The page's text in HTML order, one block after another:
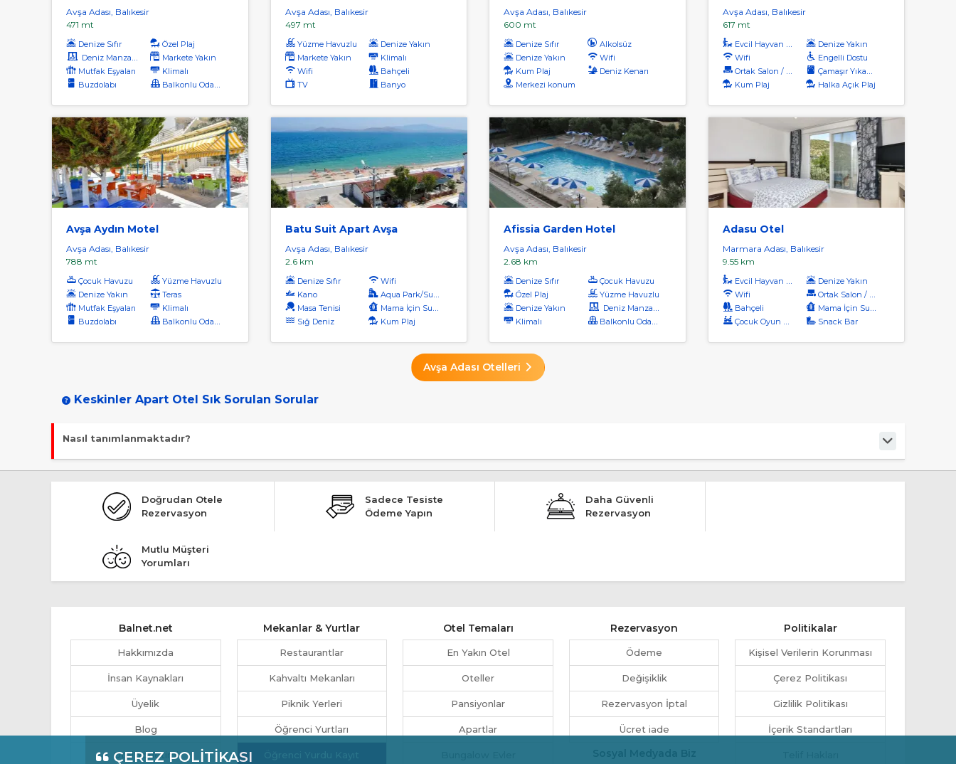
ÇEREZ POLİTİKASI
Avşa Adası, Balıkesir
471 mt
Denize Sıfır
Özel Plaj
Deniz Manzaralı
Markete Yakın
Mutfak Eşyaları
Klimalı
Buzdolabı
Balkonlu Odalar
Avşa Adası, Balıkesir
497 mt
Yüzme Havuzlu
Denize Yakın
Markete Yakın
Klimalı
Wifi
Bahçeli
TV
Banyo
Avşa Adası, Balıkesir
600 mt
Denize Sıfır
Alkolsüz
Denize Yakın
Wifi
Kum Plaj
Deniz Kenarı
Merkezi konum
Avşa Adası, Balıkesir
617 mt
Evcil Hayvan Kabul
Denize Yakın
Wifi
Engelli Dostu
Ortak Salon / Tv Alanı
Çamaşır Yıkama
Kum Plaj
Halka Açık Plaj
Avşa Aydın Motel
Avşa Adası, Balıkesir
788 mt
Çocuk Havuzu
Yüzme Havuzlu
Denize Yakın
Teras
Mutfak Eşyaları
Klimalı
Buzdolabı
Balkonlu Odalar
Batu Suit Apart Avşa
Avşa Adası, Balıkesir
2.6 km
Denize Sıfır
Wifi
Kano
Aqua Park/Su Parkı
Masa Tenisi
Mama İçin Su Isıtıcı
Sığ Deniz
Kum Plaj
Afissia Garden Hotel
Avşa Adası, Balıkesir
2.68 km
Denize Sıfır
Çocuk Havuzu
Özel Plaj
Yüzme Havuzlu
Denize Yakın
Deniz Manzaralı
Klimalı
Balkonlu Odalar
Adasu Otel
Marmara Adası, Balıkesir
9.55 km
Evcil Hayvan Kabul
Denize Yakın
Wifi
Ortak Salon / Tv Alanı
Bahçeli
Mama İçin Su Isıtıcı
Çocuk Oyun Alanı
Snack Bar
Avşa Adası Otelleri
Keskinler Apart Otel Sık Sorulan Sorular
Nasıl tanımlanmaktadır?
Tesis Apart Otel statüsündedir.
Doğrudan Otele
Rezervasyon
Sadece Tesiste
Ödeme Yapın
Daha Güvenli
Rezervasyon
Mutlu Müşteri
Yorumları
Balnet.net
Hakkımızda
İnsan Kaynakları
Üyelik
Blog
Otel Yönetimi
Mekanlar & Yurtlar
Restaurantlar
Kahvaltı Mekanları
Piknik Yerleri
Öğrenci Yurtları
Otel Temaları
En Yakın Otel
Oteller
Pansiyonlar
Apartlar
Rezervasyon
Ödeme
Değişiklik
Rezervasyon İptal
Ücret iade
Politikalar
Kişisel Verilerin Korunması
Çerez Politikası
Gizlilik Politikası
İçerik Standartları